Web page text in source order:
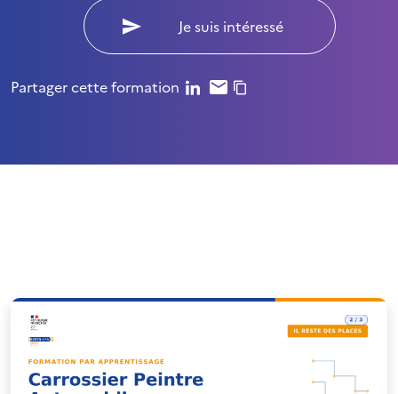
Je suis intéressé
Partager cette formation